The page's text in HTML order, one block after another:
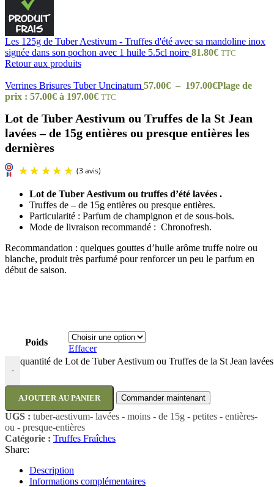
Les 125g de Tuber Aestivum - Truffes d'été avec sa mandoline inox
signée dans son pochon avec 1 huile 5.5cl noire 81.80€ TTC
Retour aux produits
Verrines Brisures Tuber Uncinatum 57.00€ – 197.00€Plage de
prix : 57.00€ à 197.00€ TTC
Lot de Tuber Aestivum ou Truffes de la St Jean
lavées – de 15g entières ou presque entières les
dernières
Lot de Tuber Aestivum ou truffes d’été lavées .
Truffes de – de 15g entières ou presque entières.
Particularité : Parfum de champignon et de sous-bois.
Mode de livraison recommandé : Chronofresh.
Recommandation : quelques gouttes d’huile arôme truffe noire ou
blanche, produit très parfumé pour renforcer un peu le parfum en
début de saison.
Poids
Effacer
-
quantité de Lot de Tuber Aestivum ou Truffes de la St Jean
AJOUTER AU PANIER Commander maintenant
UGS : tuber-aestivum- lavées - moins - de 15g - petites - entières-
ou - presque-entières
Catégorie : Truffes Fraîches
Share:
Description
Informations complémentaires